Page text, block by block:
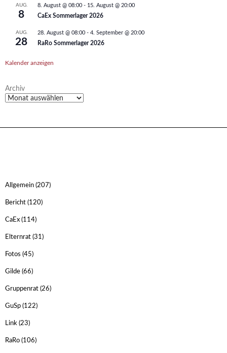
AUG.
8
8. August @ 08:00 - 15. August @ 20:00
CaEx Sommerlager 2026
AUG.
28
28. August @ 08:00 - 4. September @ 20:00
RaRo Sommerlager 2026
Kalender anzeigen
Archiv
Allgemein (207)
Bericht (120)
CaEx (114)
Elternrat (31)
Fotos (45)
Gilde (66)
Gruppenrat (26)
GuSp (122)
Link (23)
RaRo (106)